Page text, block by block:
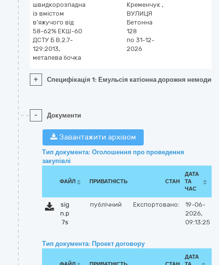
швидкорозпадна
із вмістом
в'яжучого від
58-62% ЕКШ-60
ДСТУ Б В.2.7-
129:2013,
металева бочка
Кременчук ,
ВУЛИЦЯ
Бетонна
128
по 31-12-
2026
+ Специфікація 1: Емульсія катіонна дорожня
- Документи
Завантажити архівом
Тип документа: Оголошення про проведення
закупівлі
ФАЙЛ ПРИВАТНІСТЬ СТАН
ДАТА
ТА
ЧАС
sig
n.p
7s
публічний Експортовано:
19-06-
2026,
09:13:25
Тип документа: Проект договору
ДАТА